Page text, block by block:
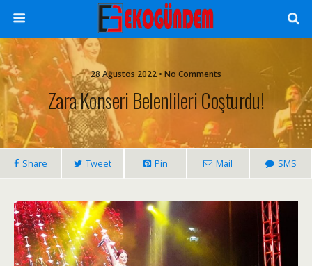
28 Ağustos 2022 • No Comments
Zara Konseri Belenlileri Coşturdu!
Share Tweet Pin Mail SMS